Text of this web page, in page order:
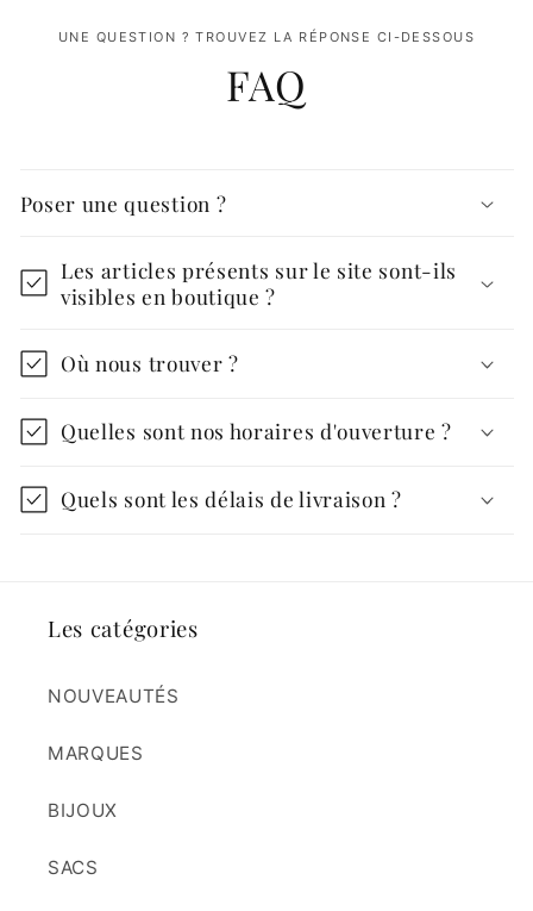
UNE QUESTION ? TROUVEZ LA RÉPONSE CI-DESSOUS
FAQ
Poser une question ?
Les articles présents sur le site sont-ils
visibles en boutique ?
Où nous trouver ?
Quelles sont nos horaires d'ouverture ?
Quels sont les délais de livraison ?
Les catégories
NOUVEAUTÉS
MARQUES
BIJOUX
SACS